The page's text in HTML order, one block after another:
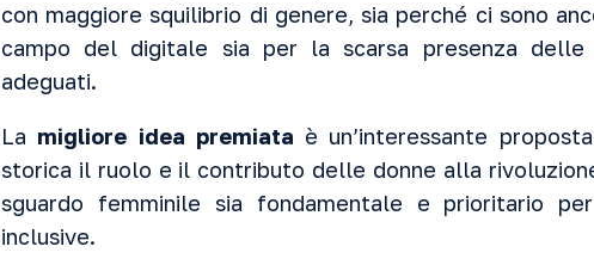
con maggiore squilibrio di genere, sia perché ci sono
campo del digitale sia per la scarsa presenza
adeguati.
La migliore idea premiata è un’interessante
storica il ruolo e il contributo delle donne alla
sguardo femminile sia fondamentale e prioritario
inclusive.